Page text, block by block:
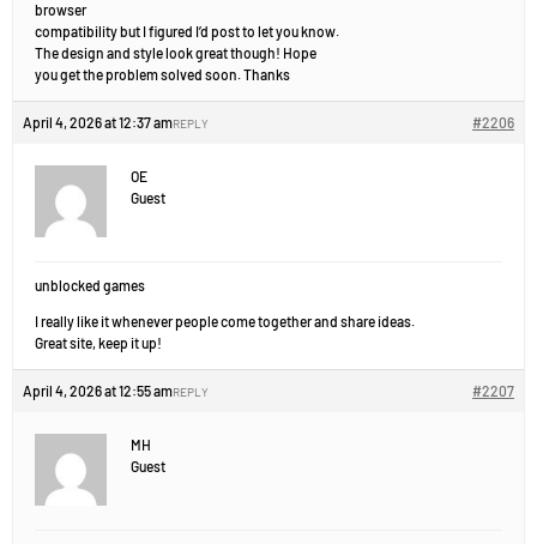
browser
compatibility but I figured I’d post to let you know.
The design and style look great though! Hope
you get the problem solved soon. Thanks
April 4, 2026 at 12:37 am #2206
REPLY
OE
Guest
unblocked games
I really like it whenever people come together and share ideas.
Great site, keep it up!
April 4, 2026 at 12:55 am #2207
REPLY
MH
Guest